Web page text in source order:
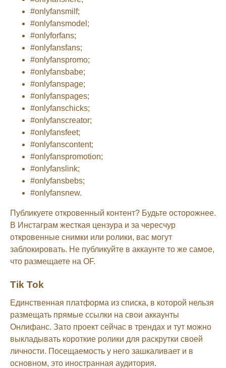
#onlyfansmilf;
#onlyfansmodel;
#onlyforfans;
#onlyfansfans;
#onlyfanspromo;
#onlyfansbabe;
#onlyfanspage;
#onlyfanspages;
#onlyfanschicks;
#onlyfanscreator;
#onlyfansfeet;
#onlyfanscontent;
#onlyfanspromotion;
#onlyfanslink;
#onlyfansbebs;
#onlyfansnew.
Публикуете откровенный контент? Будьте осторожнее.
В Инстаграм жесткая цензура и за чересчур
откровенные снимки или ролики, вас могут
заблокировать. Не публикуйте в аккаунте то же самое,
что размещаете на OF.
Tik Tok
Единственная платформа из списка, в которой нельзя
размещать прямые ссылки на свои аккаунты
Онлифанс. Зато проект сейчас в трендах и тут можно
выкладывать короткие ролики для раскрутки своей
личности. Посещаемость у него зашкаливает и в
основном, это иностранная аудитория.